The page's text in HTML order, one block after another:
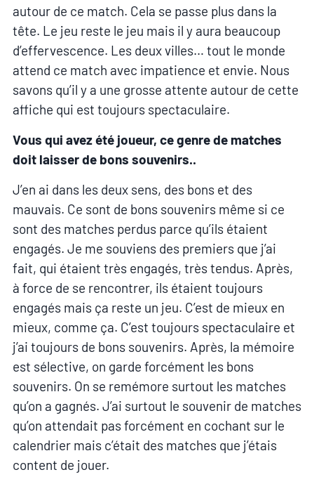
autour de ce match. Cela se passe plus dans la
tête. Le jeu reste le jeu mais il y aura beaucoup
d’effervescence. Les deux villes… tout le monde
attend ce match avec impatience et envie. Nous
savons qu’il y a une grosse attente autour de cette
affiche qui est toujours spectaculaire.
Vous qui avez été joueur, ce genre de matches
doit laisser de bons souvenirs..
J’en ai dans les deux sens, des bons et des
mauvais. Ce sont de bons souvenirs même si ce
sont des matches perdus parce qu’ils étaient
engagés. Je me souviens des premiers que j’ai
fait, qui étaient très engagés, très tendus. Après,
à force de se rencontrer, ils étaient toujours
engagés mais ça reste un jeu. C’est de mieux en
mieux, comme ça. C’est toujours spectaculaire et
j’ai toujours de bons souvenirs. Après, la mémoire
est sélective, on garde forcément les bons
souvenirs. On se remémore surtout les matches
qu’on a gagnés. J’ai surtout le souvenir de matches
qu’on attendait pas forcément en cochant sur le
calendrier mais c’était des matches que j’étais
content de jouer.